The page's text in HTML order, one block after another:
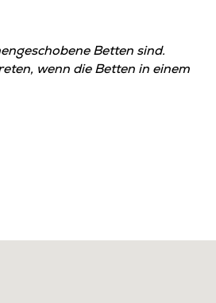
Betten sind.
wenn die Betten in einem